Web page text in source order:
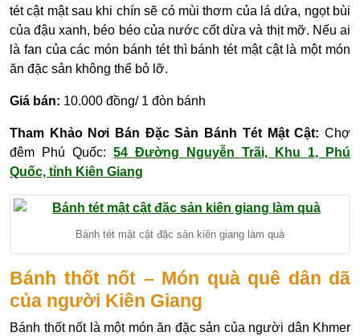
tét cật mật sau khi chín sẽ có mùi thơm của lá dứa, ngọt bùi
của đậu xanh, béo béo của nước cốt dừa và thịt mỡ. Nếu ai
là fan của các món bánh tét thì bánh tét mật cật là một món
ăn đặc sản không thể bỏ lỡ.
Giá bán: 10.000 đồng/ 1 đòn bánh
Tham Khảo Nơi Bán Đặc Sản Bánh Tét Mật Cật: Chợ
đêm Phú Quốc: 54 Đường Nguyễn Trãi, Khu 1, Phú
Quốc, tỉnh Kiên Giang
Bánh tét mật cật đặc sản kiên giang làm quà
Bánh thốt nốt – Món quà quê dân dã
của người Kiên Giang
Bánh thốt nốt là một món ăn đặc sản của người dân Khmer